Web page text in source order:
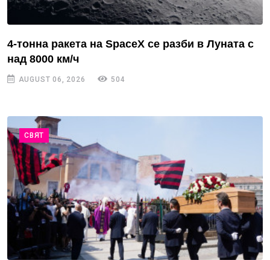
4-тонна ракета на SpaceX се разби в Луната с
над 8000 км/ч
AUGUST 06, 2026 504
СВЯТ